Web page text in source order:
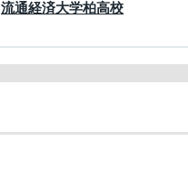
流通経済大学柏高校